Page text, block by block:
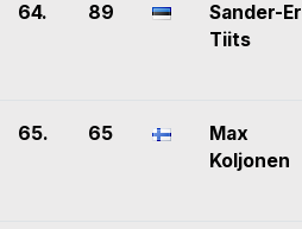
64. 89
Sander-
Tiits
65. 65
Max
Koljonen